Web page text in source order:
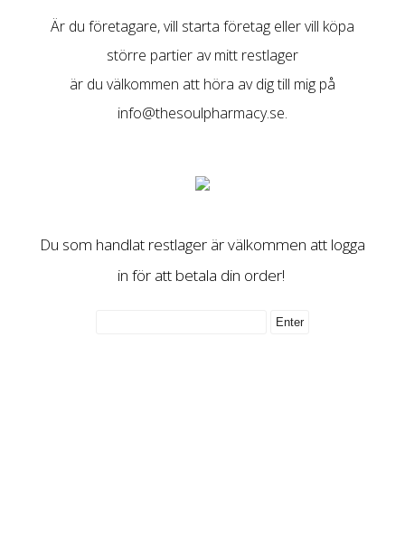
Är du företagare, vill starta företag eller vill köpa
större partier av mitt restlager
är du välkommen att höra av dig till mig på
info@thesoulpharmacy.se.
Du som handlat restlager är välkommen att logga
in för att betala din order!